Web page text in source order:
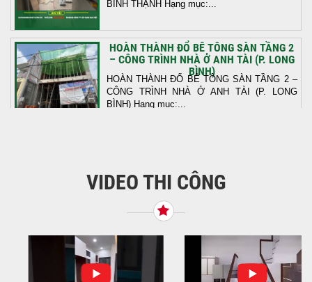
BÌNH THẠNH Hạng mục:...
HOÀN THÀNH ĐỔ BÊ TÔNG SÀN TẦNG 2
– CÔNG TRÌNH NHÀ Ở ANH TÀI (P. LONG
BÌNH)
HOÀN THÀNH ĐỔ BÊ TÔNG SÀN TẦNG 2 –
CÔNG TRÌNH NHÀ Ở ANH TÀI (P. LONG
BÌNH) Hạng mục:...
Tiếp nối sự tin tưởng từ quý khách hàng, vừa
qua Công Ty TNHH Thiết Kế Xây Dựng Sao
NHẬN CHÌA KHÓA – TRAO TỔ ẤM MỚI
TẠI PHƯỜNG AN LẠC
VIDEO THI CÔNG